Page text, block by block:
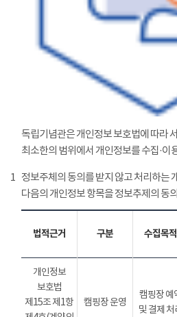
독립기념관은 개인정보 보호법에 따라
최소한의 범위에서 개인정보를 수집·이
1 정보주체의 동의를 받지 않고 처리하는
다음의 개인정보 항목을 정보추제의 동
법적근거 구분 수집목적
개인정보
보호법
제15조 제1항
캠핑장 운영
캠핑장 예
및 결제 처